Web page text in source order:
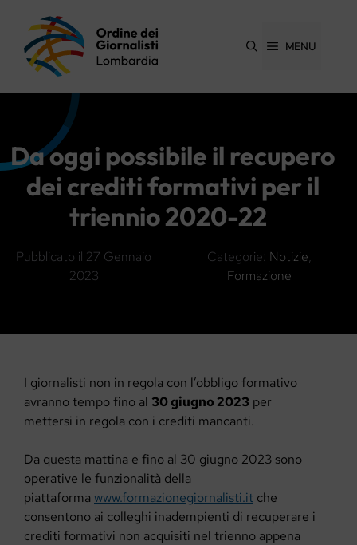
contenuto
MENU
Da oggi possibile il recupero
dei crediti formativi per il
triennio 2020-22
Pubblicato il 27 Gennaio
2023
Categorie: Notizie,
Formazione
I giornalisti non in regola con l’obbligo formativo
avranno tempo fino al 30 giugno 2023 per
mettersi in regola con i crediti mancanti.
Da questa mattina e fino al 30 giugno 2023 sono
operative le funzionalità della
piattaforma www.formazionegiornalisti.it che
consentono ai colleghi inadempienti di recuperare i
crediti formativi non acquisiti nel trienno appena